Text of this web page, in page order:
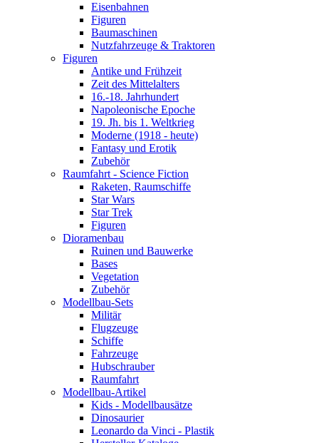
Eisenbahnen
Figuren
Baumaschinen
Nutzfahrzeuge & Traktoren
Figuren
Antike und Frühzeit
Zeit des Mittelalters
16.-18. Jahrhundert
Napoleonische Epoche
19. Jh. bis 1. Weltkrieg
Moderne (1918 - heute)
Fantasy und Erotik
Zubehör
Raumfahrt - Science Fiction
Raketen, Raumschiffe
Star Wars
Star Trek
Figuren
Dioramenbau
Ruinen und Bauwerke
Bases
Vegetation
Zubehör
Modellbau-Sets
Militär
Flugzeuge
Schiffe
Fahrzeuge
Hubschrauber
Raumfahrt
Modellbau-Artikel
Kids - Modellbausätze
Dinosaurier
Leonardo da Vinci - Plastik